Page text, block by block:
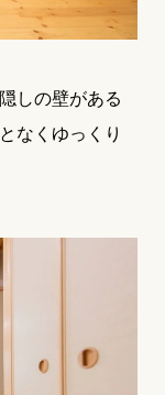
しの壁がある
なくゆっくり